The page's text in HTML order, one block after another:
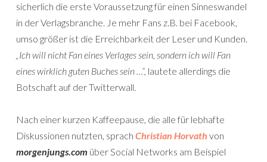
sicherlich die erste Voraussetzung für einen Sinneswandel
in der Verlagsbranche. Je mehr Fans z.B. bei Facebook,
umso größer ist die Erreichbarkeit der Leser und Kunden.
„Ich will nicht Fan eines Verlages sein, sondern ich will Fan
eines wirklich guten Buches sein …“, lautete allerdings die
Botschaft auf der Twitterwall.
Nach einer kurzen Kaffeepause, die alle für lebhafte
Diskussionen nutzten, sprach Christian Horvath von
morgenjungs.com über Social Networks am Beispiel